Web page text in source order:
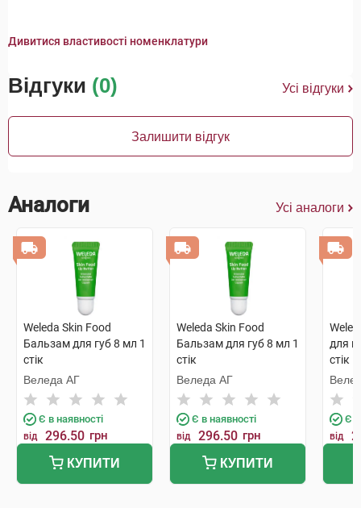
Дивитися властивості номенклатури
Відгуки (0) Усі відгуки
Залишити відгук
Аналоги Усі аналоги
Weleda Skin Food
Бальзам для губ 8 мл 1
стік
Веледа АГ
Є в наявності
від 296.50 грн
КУПИТИ
Weleda Skin Food
Бальзам для губ 8 мл 1
стік
Веледа АГ
Є в наявності
від 296.50 грн
КУПИТИ
для
стік
Є в
від